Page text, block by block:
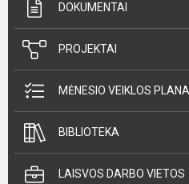
DOKUMENTAI
PROJEKTAI
MĖNESIO VEIKLOS
BIBLIOTEKA
LAISVOS DARBO VIETOS